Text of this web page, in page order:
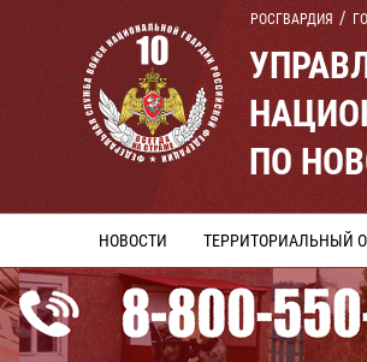
РОСГВАРДИЯ
ПО
НОВОСТИ ТЕРРИТОРИАЛЬНЫЙ